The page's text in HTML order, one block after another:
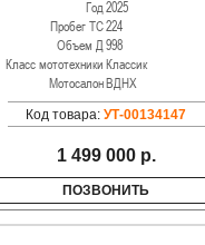
Год2025
Пробег ТС224
Объем Д998
Класс мототехники Классик
МотосалонВДНХ
Код товара:УТ-00134147
1 499 000 р.
ПОЗВОНИТЬ